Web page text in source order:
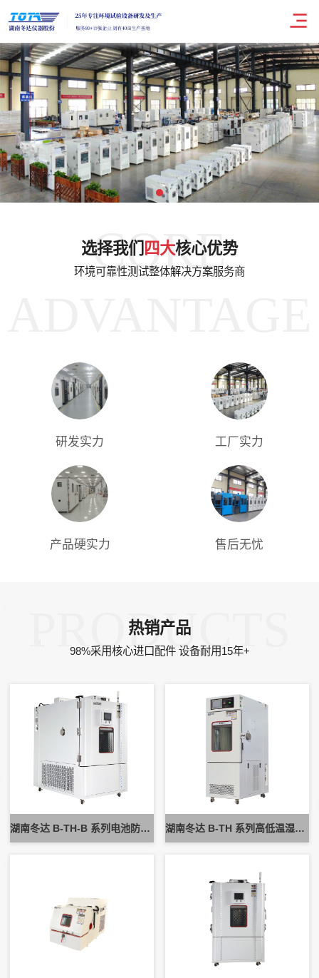
CORE
选择我们 四大核心优势
环境可靠性测试整体解决方案服务商
研发实力 工厂实力
产品硬实力 售后无忧
PRODUCTS
热销产品
98%采用核心进口配件 设备耐用15年+
湖南冬达 B-TH-B 系列电池防爆试验箱 新能源电池高低温防爆测试设备 湖南冬达 B-TH 系列高低温湿热试验箱 可定制高低温循环可靠性测试设备